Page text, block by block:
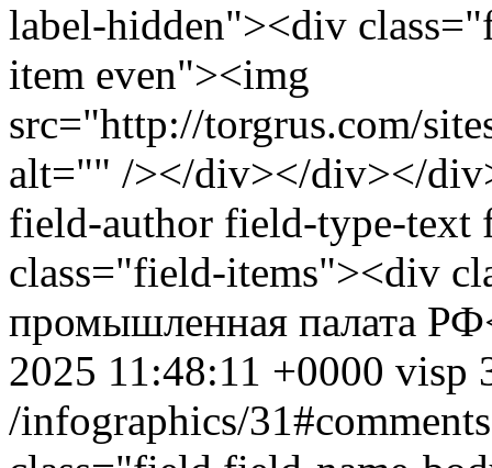
label-hidden"><div
item even"><img
src="http://torgrus.com/
alt="" /></div></div></
field-author field-type-
class="field-items"><div
промышленная палата
2025 11:48:11 +0000 visp
/infographics/31#comments